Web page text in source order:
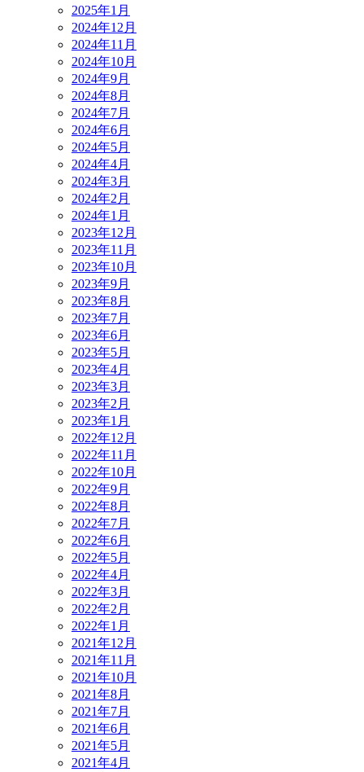
2025年1月
2024年12月
2024年11月
2024年10月
2024年9月
2024年8月
2024年7月
2024年6月
2024年5月
2024年4月
2024年3月
2024年2月
2024年1月
2023年12月
2023年11月
2023年10月
2023年9月
2023年8月
2023年7月
2023年6月
2023年5月
2023年4月
2023年3月
2023年2月
2023年1月
2022年12月
2022年11月
2022年10月
2022年9月
2022年8月
2022年7月
2022年6月
2022年5月
2022年4月
2022年3月
2022年2月
2022年1月
2021年12月
2021年11月
2021年10月
2021年8月
2021年7月
2021年6月
2021年5月
2021年4月